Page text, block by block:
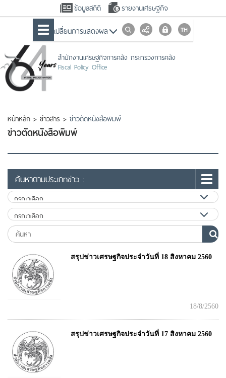
ข้อมูลสถิติ รายงานเศรษฐกิจ
เปลื่ยนการแสดงผล
สำนักงานเศรษฐกิจการคลัง กระทรวงการคลัง
Fiscal Policy Office
หน้าหลัก > ข่าวสาร > ข่าวตัดหนังสือพิมพ์
ข่าวตัดหนังสือพิมพ์
ค้นหาตามประเภทข่าว :
สรุปข่าวเศรษฐกิจประจำวันที่ 18 สิงหาคม 2560
18/8/2560
สรุปข่าวเศรษฐกิจประจำวันที่ 17 สิงหาคม 2560